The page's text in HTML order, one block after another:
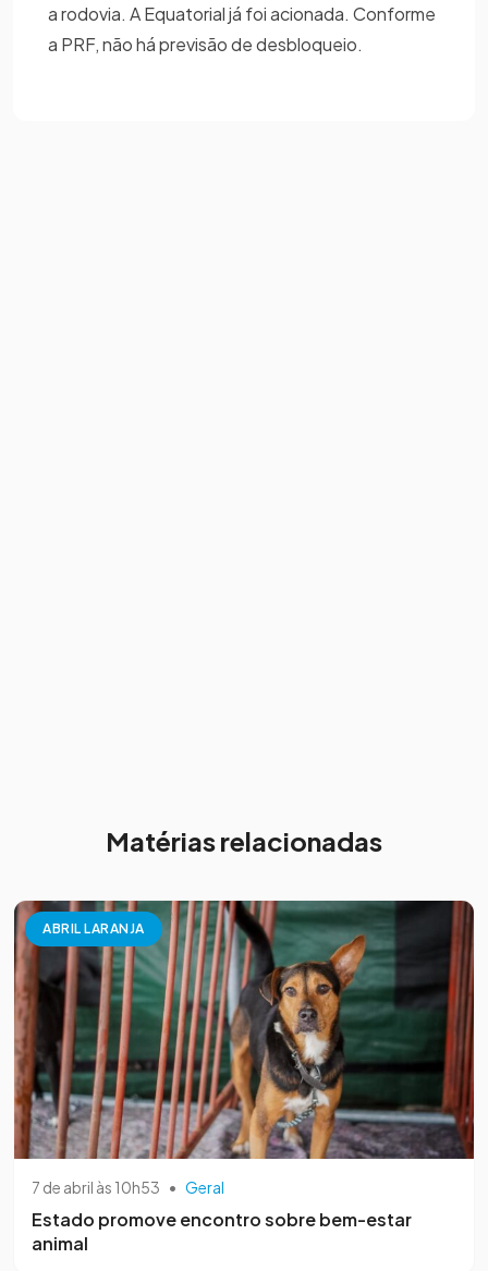
a rodovia. A Equatorial já foi acionada. Conforme
a PRF, não há previsão de desbloqueio.
Matérias relacionadas
ABRIL LARANJA
7 de abril às 10h53 • Geral
Estado promove encontro sobre bem-estar
animal